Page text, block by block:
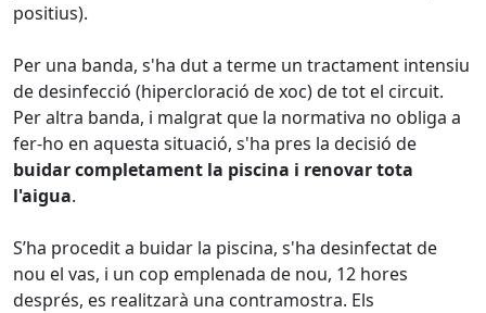
positius).
Per una banda, s'ha dut a terme un tractament intensiu
de desinfecció (hipercloració de xoc) de tot el circuit.
Per altra banda, i malgrat que la normativa no obliga a
fer-ho en aquesta situació, s'ha pres la decisió de
buidar completament la piscina i renovar tota
l'aigua.
S’ha procedit a buidar la piscina, s'ha desinfectat de
nou el vas, i un cop emplenada de nou, 12 hores
després, es realitzarà una contramostra. Els